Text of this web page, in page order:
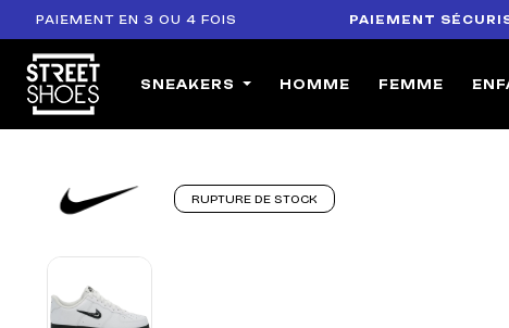
EN 3 OU 4 FOIS PAIEMENT SÉCURISÉ:
SNEAKERS HOMME FEMME
RUPTURE DE STOCK